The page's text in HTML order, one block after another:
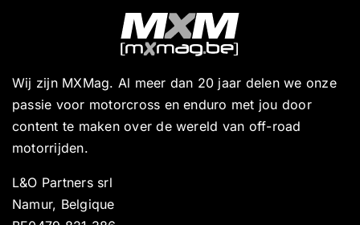
Wij zijn MXMag. Al meer dan 20 jaar delen we onze
passie voor motorcross en enduro met jou door
content te maken over de wereld van off-road
motorrijden.
L&O Partners srl
Namur, Belgique